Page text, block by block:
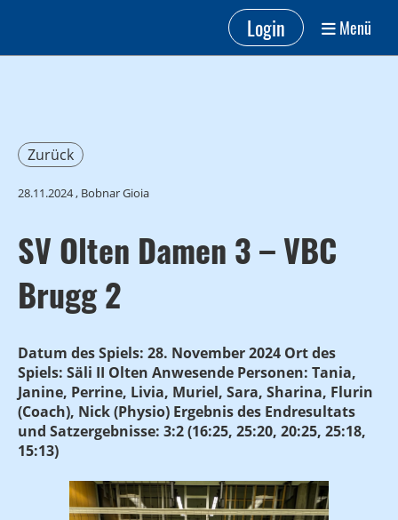
Login Menü
Zurück
28.11.2024, Bobnar Gioia
SV Olten Damen 3 – VBC
Brugg 2
Datum des Spiels: 28. November 2024 Ort des
Spiels: Säli II Olten Anwesende Personen: Tania,
Janine, Perrine, Livia, Muriel, Sara, Sharina, Flurin
(Coach), Nick (Physio) Ergebnis des Endresultats
und Satzergebnisse: 3:2 (16:25, 25:20, 20:25, 25:18,
15:13)